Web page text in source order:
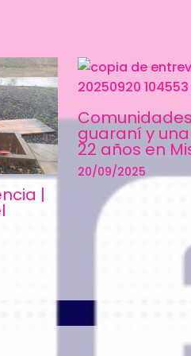
|
guaraní y
22 años en
20/09/2025